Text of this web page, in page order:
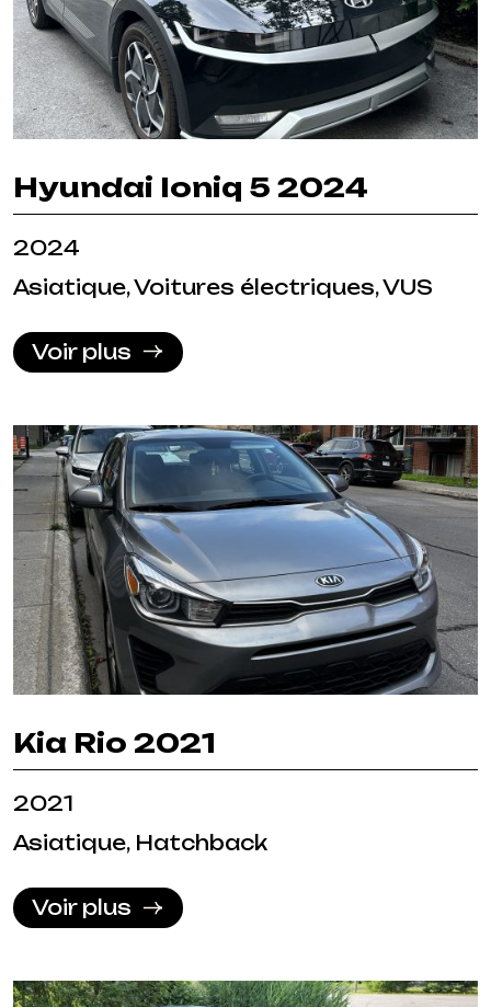
Hyundai Ioniq 5 2024
2024
Asiatique, Voitures électriques, VUS
Voir plus
Kia Rio 2021
2021
Asiatique, Hatchback
Voir plus